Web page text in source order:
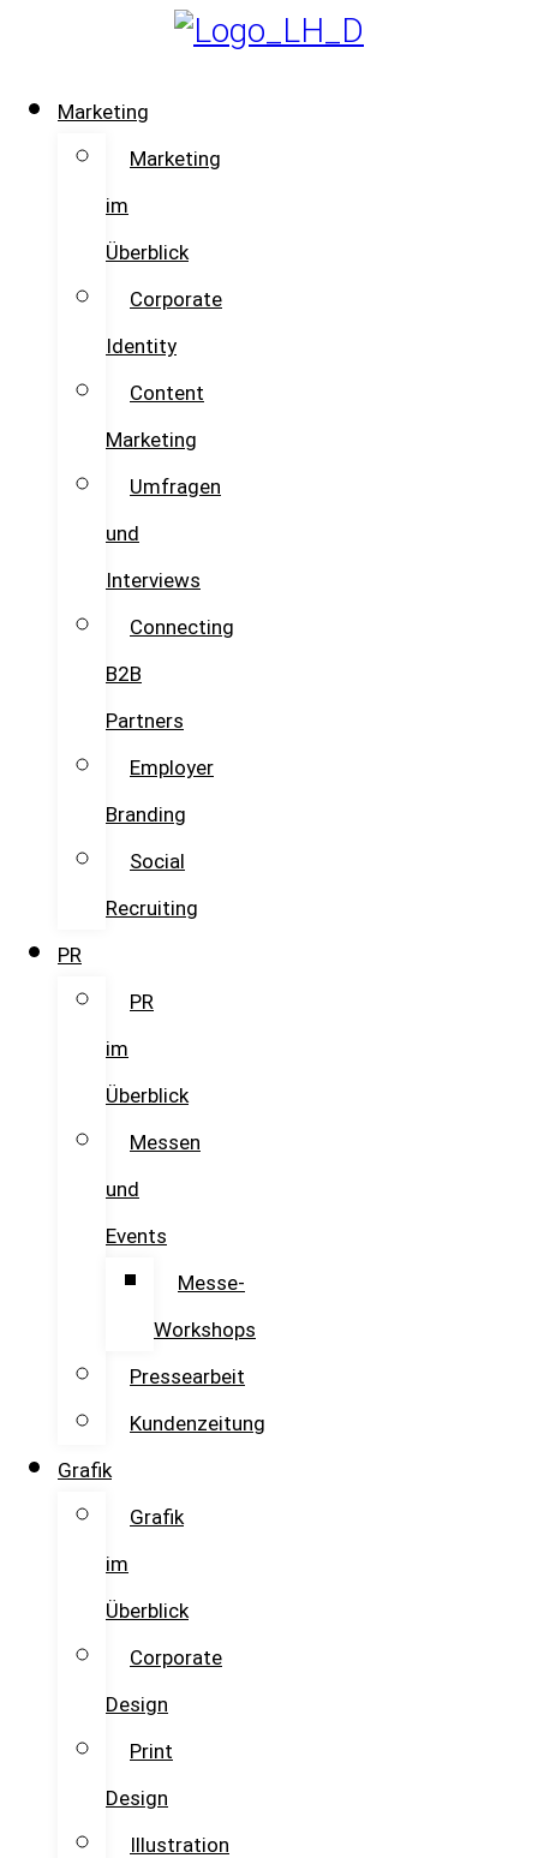
content
Marketing
Marketing
im
Überblick
Corporate
Identity
Content
Marketing
Umfragen
und
Interviews
Connecting
B2B
Partners
Employer
Branding
Social
Recruiting
PR
PR
im
Überblick
Messen
und
Events
Messe-
Workshops
Pressearbeit
Kundenzeitung
Grafik
Grafik
im
Überblick
Corporate
Design
Print
Design
Illustration